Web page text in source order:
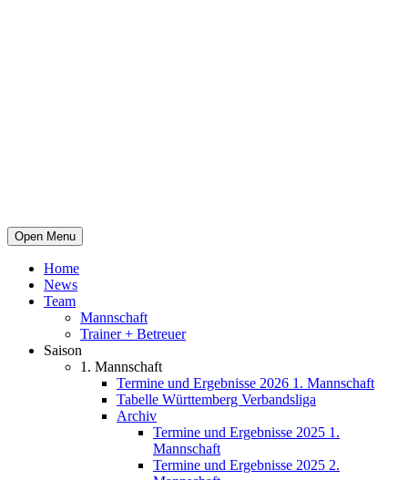
Open Menu
Home
News
Team
Mannschaft
Trainer + Betreuer
Saison
1. Mannschaft
Termine und Ergebnisse 2026 1. Mannschaft
Tabelle Württemberg Verbandsliga
Archiv
Termine und Ergebnisse 2025 1.
Mannschaft
Termine und Ergebnisse 2025 2.